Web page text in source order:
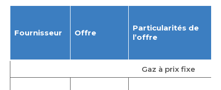
Fournisseur Offre
Particularités de
l’offre
Gaz à prix fixe